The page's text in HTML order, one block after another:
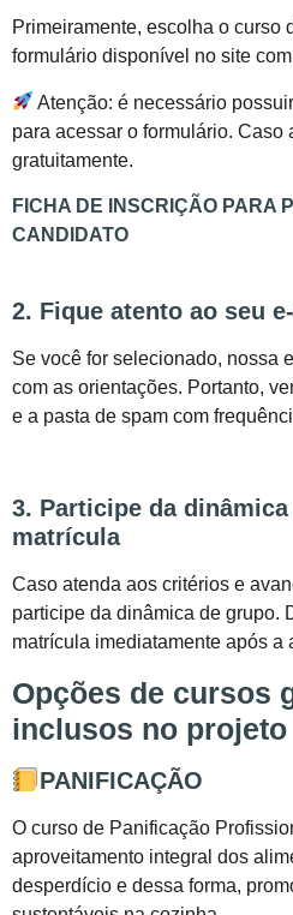
Primeiramente, escolha o curso
formulário disponível no site
Atenção: é necessário
para acessar o formulário. Caso
gratuitamente.
FICHA DE INSCRIÇÃO PARA
CANDIDATO
2. Fique atento ao seu
Se você for selecionado, nossa
com as orientações. Portanto,
e a pasta de spam com
3. Participe da
matrícula
Caso atenda aos critérios e
participe da dinâmica de grupo.
matrícula imediatamente após a
Opções de cursos
inclusos no projeto
PANIFICAÇÃO
O curso de Panificação
aproveitamento integral dos
desperdício e dessa forma,